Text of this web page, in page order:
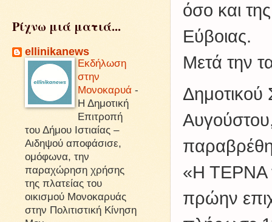
όσο και
Εύβοιας.
Μετά την
Δημοτικού
«Η ΤΕΡΝΑ
πρώην
Ρίχνω μιά ματιά...
ellinikanews
Εκδήλωση
στην
Μονοκαρυά -
Η Δημοτική
Επιτροπή
του Δήμου Ιστιαίας –
Αιδηψού αποφάσισε,
ομόφωνα, την
παραχώρηση χρήσης
της πλατείας του
οικισμού Μονοκαρυάς
στην Πολιτιστική Κίνηση